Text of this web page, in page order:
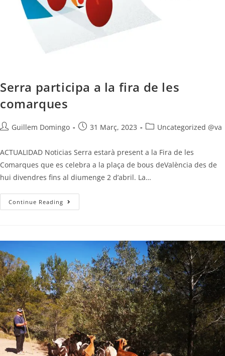
Serra participa a la fira de les
comarques
Guillem Domingo 31 Març, 2023 Uncategorized @va
ACTUALIDAD Noticias Serra estarà present a la Fira de les
Comarques que es celebra a la plaça de bous deValència des de
hui divendres fins al diumenge 2 d’abril. La…
Continue Reading